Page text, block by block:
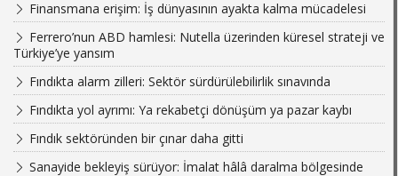
Finansmana erişim: İş dünyasının ayakta kalma mücadelesi
Ferrero’nun ABD hamlesi: Nutella üzerinden küresel strateji ve
Türkiye’ye yansım
Fındıkta alarm zilleri: Sektör sürdürülebilirlik sınavında
Fındıkta yol ayrımı: Ya rekabetçi dönüşüm ya pazar kaybı
Fındık sektöründen bir çınar daha gitti
Sanayide bekleyiş sürüyor: İmalat hâlâ daralma bölgesinde